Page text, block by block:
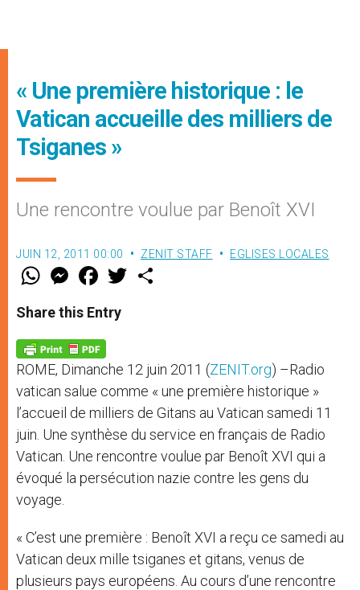
« Une première historique : le
Vatican accueille des milliers de
Tsiganes »
Une rencontre voulue par Benoît XVI
JUIN 12, 2011 00:00 ZENIT STAFF EGLISES LOCALES
W
t
s
p
p
M
e
s
e
g
e
r
F
a
e
b
o
k
w
Share this Entry
ROME, Dimanche 12 juin 2011 (ZENIT.org) –Radio
vatican salue comme « une première historique »
l’accueil de milliers de Gitans au Vatican samedi 11
juin. Une synthèse du service en français de Radio
Vatican. Une rencontre voulue par Benoît XVI qui a
évoqué la persécution nazie contre les gens du
voyage.
« C’est une première : Benoît XVI a reçu ce samedi au
Vatican deux mille tsiganes et gitans, venus de
plusieurs pays européens. Au cours d’une rencontre